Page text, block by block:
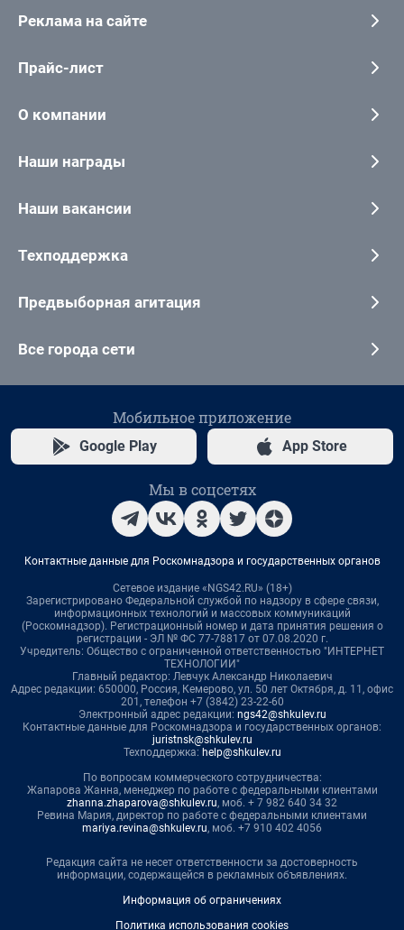
Реклама на сайте
Прайс-лист
О компании
Наши награды
Наши вакансии
Техподдержка
Предвыборная агитация
Все города сети
Мобильное приложение
Google Play App Store
Мы в соцсетях
Контактные данные для Роскомнадзора и государственных органов
Сетевое издание «NGS42.RU» (18+)
Зарегистрировано Федеральной службой по надзору в сфере связи,
информационных технологий и массовых коммуникаций
(Роскомнадзор). Регистрационный номер и дата принятия решения о
регистрации - ЭЛ № ФС 77-78817 от 07.08.2020 г.
Учредитель: Общество с ограниченной ответственностью "ИНТЕРНЕТ
ТЕХНОЛОГИИ"
Главный редактор: Левчук Александр Николаевич
Адрес редакции: 650000, Россия, Кемерово, ул. 50 лет Октября, д. 11, офис
201, телефон +7 (3842) 23-22-60
Электронный адрес редакции: ngs42@shkulev.ru
Контактные данные для Роскомнадзора и государственных органов:
juristnsk@shkulev.ru
Техподдержка: help@shkulev.ru
По вопросам коммерческого сотрудничества:
Жапарова Жанна, менеджер по работе с федеральными клиентами
zhanna.zhaparova@shkulev.ru, моб. + 7 982 640 34 32
Ревина Мария, директор по работе с федеральными клиентами
mariya.revina@shkulev.ru, моб. +7 910 402 4056
Редакция сайта не несет ответственности за достоверность
информации, содержащейся в рекламных объявлениях.
Информация об ограничениях
Политика использования cookies